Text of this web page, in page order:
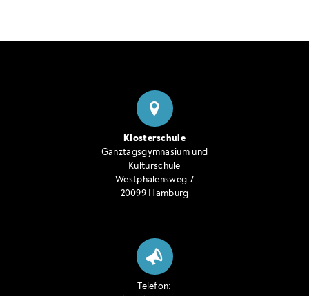
Klosterschule
Ganztagsgymnasium und
Kulturschule
Westphalensweg 7
20099 Hamburg
Telefon: